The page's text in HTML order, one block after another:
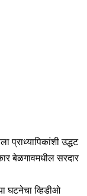
प्राध्यापिकांशी उद्धट
बेळगावमधील सरदार
घटनेचा व्हिडीओ